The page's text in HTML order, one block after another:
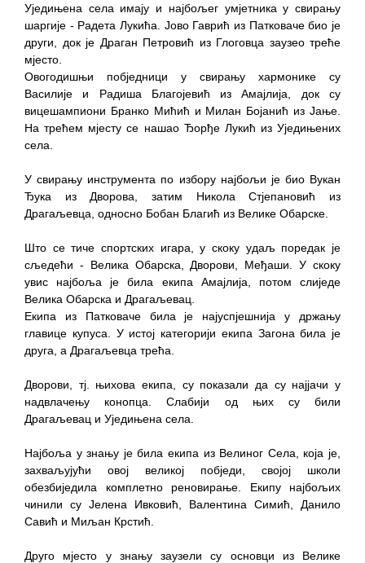
Уједињена села имају и најбољег умјетника у свирању
шаргије - Радета Лукића. Јово Гаврић из Патковаче био је
други, док је Драган Петровић из Глоговца заузео треће
мјесто.
Овогодишњи побједници у свирању хармонике су
Василије и Радиша Благојевић из Амајлија, док су
вицешампиони Бранко Мићић и Милан Бојанић из Јање.
На трећем мјесту се нашао Ђорђе Лукић из Уједињених
села.
У свирању инструмента по избору најбољи је био Вукан
Ђука из Дворова, затим Никола Стјепановић из
Драгаљевца, односно Бобан Благић из Велике Обарске.
Што се тиче спортских игара, у скоку удаљ поредак је
сљедећи - Велика Обарска, Дворови, Међаши. У скоку
увис најбоља је била екипа Амајлија, потом слиједе
Велика Обарска и Драгаљевац.
Екипа из Патковаче била је најуспјешнија у држању
главице купуса. У истој категорији екипа Загона била је
друга, а Драгаљевца трећа.
Дворови, тј. њихова екипа, су показали да су најјачи у
надвлачењу конопца. Слабији од њих су били
Драгаљевац и Уједињена села.
Најбоља у знању је била екипа из Велиног Села, која је,
захваљујући овој великој побједи, својој школи
обезбиједила комплетно реновирање. Екипу најбољих
чинили су Јелена Ивковић, Валентина Симић, Данило
Савић и Миљан Крстић.
Друго мјесто у знању заузели су основци из Велике